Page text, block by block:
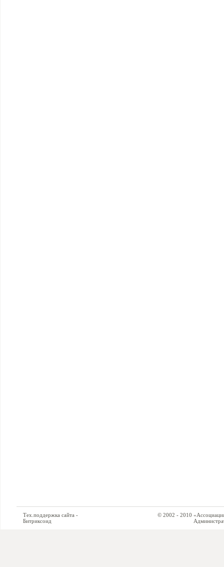
Тех.поддержка сайта -
Битриксоид
© 2002 - 2010 «Ассоциация